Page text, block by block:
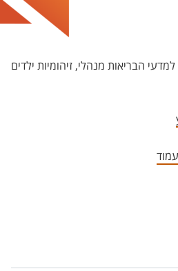
הבריאות מנהלי, זיהומיות ילדים